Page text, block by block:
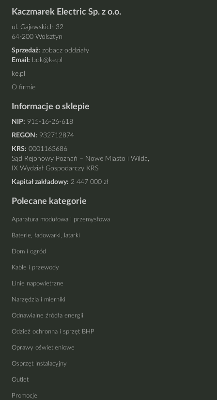
Kaczmarek Electric Sp. z o.o.
ul. Gajewskich 32
64-200 Wolsztyn
Sprzedaż: zobacz oddziały
Email: bok@ke.pl
ke.pl
O firmie
Informacje o sklepie
NIP: 915-16-26-618
REGON: 932712874
KRS: 0001163686
Sąd Rejonowy Poznań – Nowe Miasto i Wilda,
IX Wydział Gospodarczy KRS
Kapitał zakładowy: 2 447 000 zł
Polecane kategorie
Aparatura modułowa i przemysłowa
Baterie, ładowarki, latarki
Dom i ogród
Kable i przewody
Linie napowietrzne
Narzędzia i mierniki
Odnawialne źródła energii
Odzież ochronna i sprzęt BHP
Oprawy oświetleniowe
Osprzęt instalacyjny
Outlet
Promocje